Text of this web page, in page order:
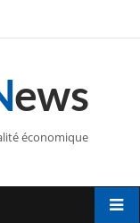
ews
économique